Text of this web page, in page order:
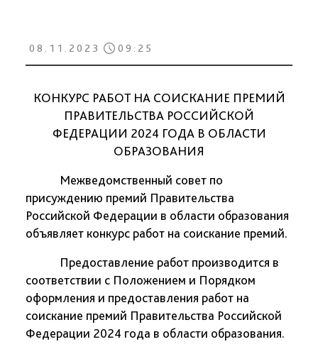
08.11.2023 09:25
КОНКУРС РАБОТ НА СОИСКАНИЕ ПРЕМИЙ
ПРАВИТЕЛЬСТВА РОССИЙСКОЙ
ФЕДЕРАЦИИ 2024 ГОДА В ОБЛАСТИ
ОБРАЗОВАНИЯ
Межведомственный совет по
присуждению премий Правительства
Российской Федерации в области образования
объявляет конкурс работ на соискание премий.
Предоставление работ производится в
соответствии с Положением и Порядком
оформления и предоставления работ на
соискание премий Правительства Российской
Федерации 2024 года в области образования.